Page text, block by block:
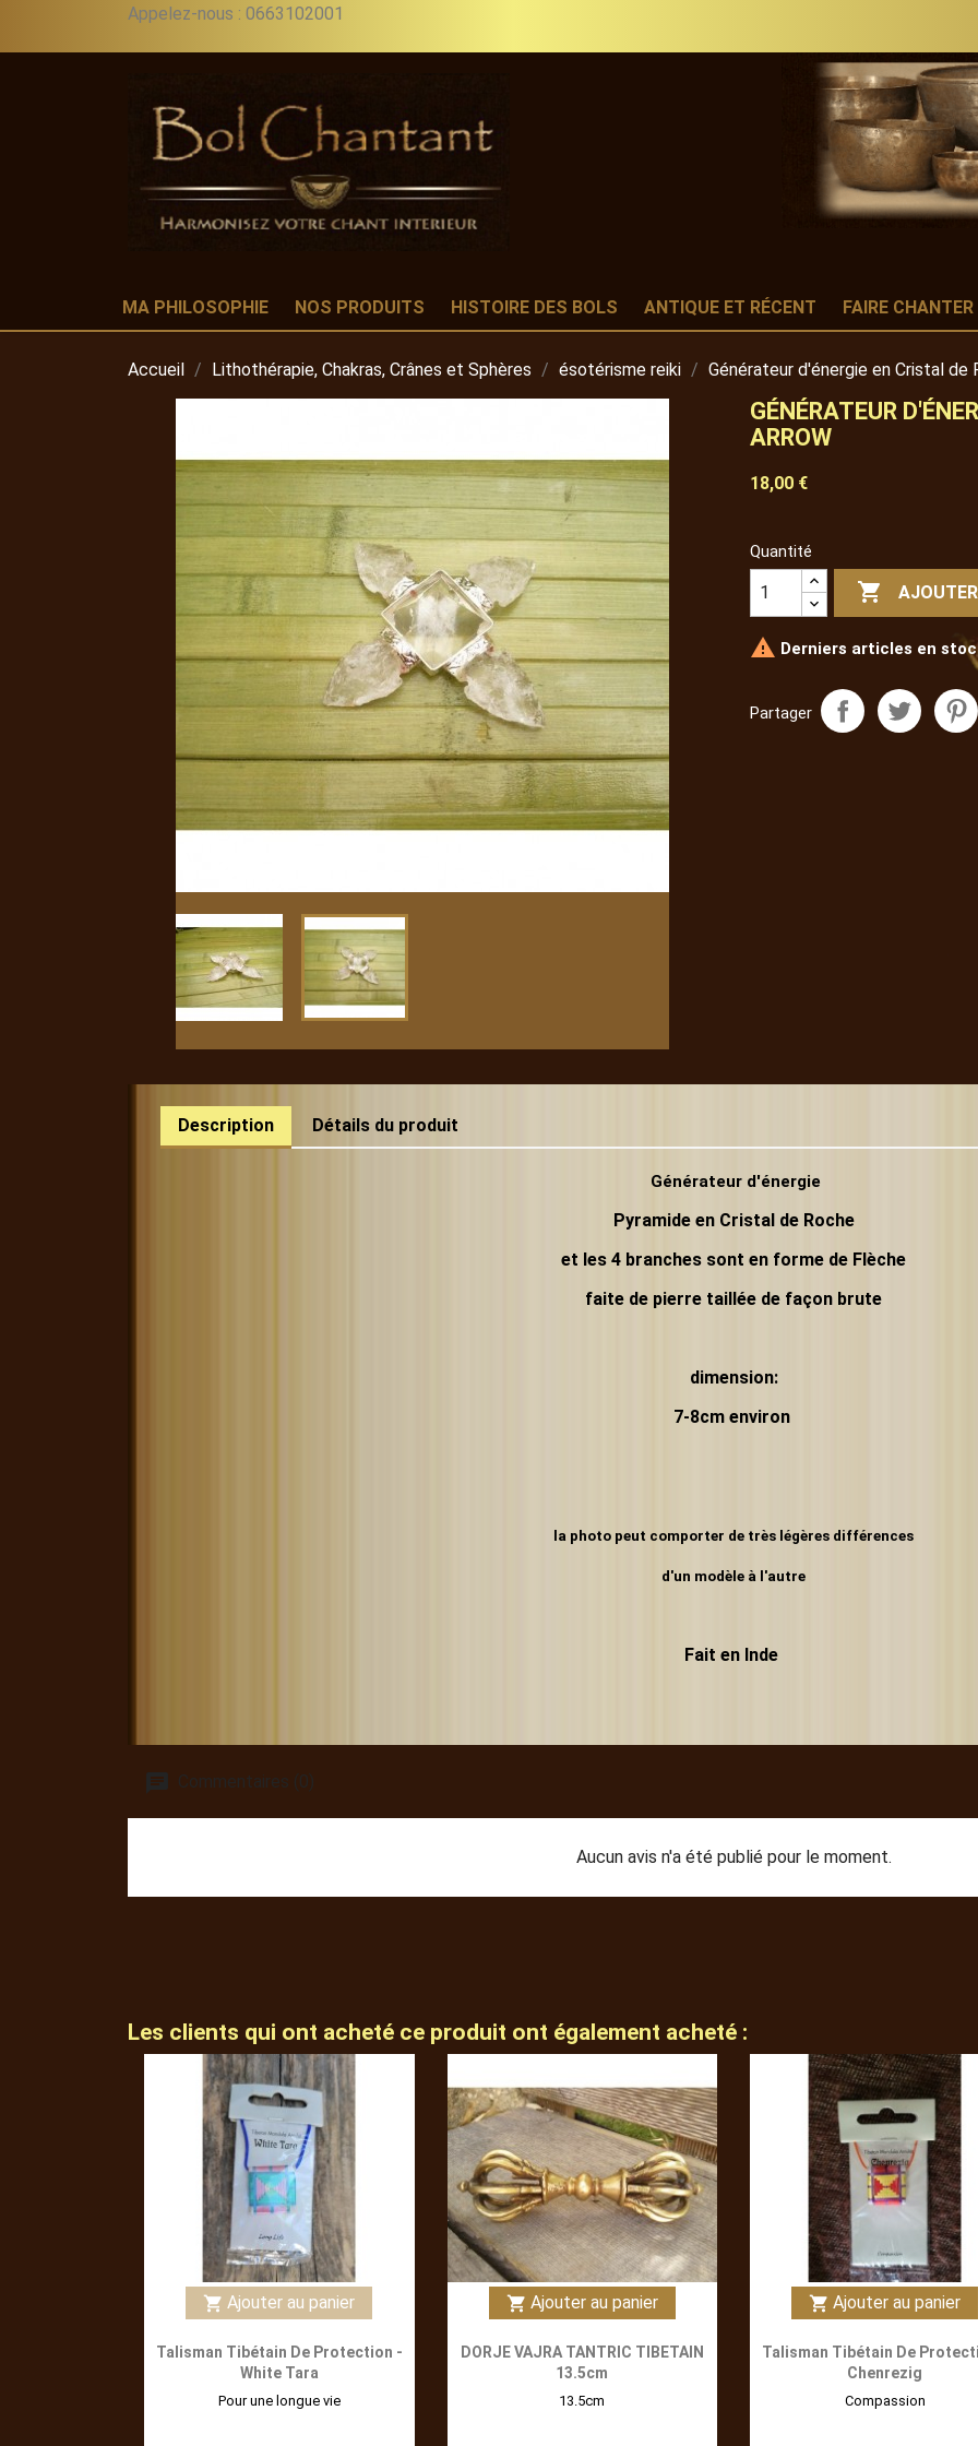
Appelez-nous : 0663102001
MA PHILOSOPHIE NOS PRODUITS HISTOIRE DES BOLS ANTIQUE ET RÉCENT FAIRE
Accueil Lithothérapie, Chakras, Crânes et Sphères ésotérisme reiki Générateur d'énergie en Cristal de
GÉNÉRATEUR
ARROW
18,00 €
Quantité

 Derniers articles en
Partager
Description Détails du produit
Générateur d'énergie
Pyramide en Cristal de Roche
et les 4 branches sont en forme de Flèche
faite de pierre taillée de façon brute
dimension:
7-8cm environ
la photo peut comporter de très légères différences
d'un modèle à l'autre
Fait en Inde
Commentaires (0)
Aucun avis n'a été publié pour le moment.
Les clients qui ont acheté ce produit ont également acheté :
shopping_cart Ajouter au panier
Talisman Tibétain De Protection -
White Tara
Pour une longue vie
shopping_cart Ajouter au panier
DORJE VAJRA TANTRIC TIBETAIN
13.5cm
13.5cm
shopping_cart Ajouter au panier
Talisman Tibétain De
Chenrezig
Compassion